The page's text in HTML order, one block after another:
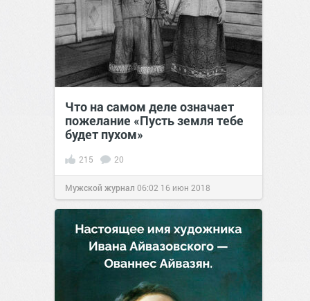
Что на самом деле означает
пожелание «Пусть земля тебе
будет пухом»
215 20
Мужской журнал 06:02 16 июн 2018